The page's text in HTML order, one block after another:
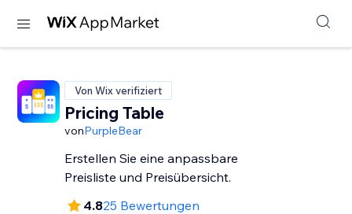
Von Wix verifiziert
Pricing Table
vonPurpleBear
Erstellen Sie eine anpassbare
Preisliste und Preisübersicht.
4.825 Bewertungen